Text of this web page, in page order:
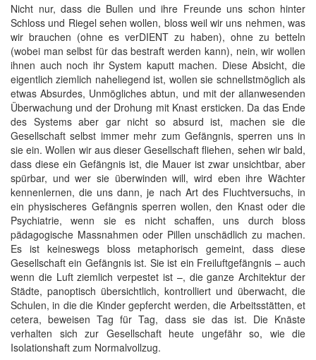
Nicht nur, dass die Bullen und ihre Freunde uns schon hinter
Schloss und Riegel sehen wollen, bloss weil wir uns nehmen, was
wir brauchen (ohne es verDIENT zu haben), ohne zu betteln
(wobei man selbst für das bestraft werden kann), nein, wir wollen
ihnen auch noch ihr System kaputt machen. Diese Absicht, die
eigentlich ziemlich naheliegend ist, wollen sie schnellstmöglich als
etwas Absurdes, Unmögliches abtun, und mit der allanwesenden
Überwachung und der Drohung mit Knast ersticken. Da das Ende
des Systems aber gar nicht so absurd ist, machen sie die
Gesellschaft selbst immer mehr zum Gefängnis, sperren uns in
sie ein. Wollen wir aus dieser Gesellschaft fliehen, sehen wir bald,
dass diese ein Gefängnis ist, die Mauer ist zwar unsichtbar, aber
spürbar, und wer sie überwinden will, wird eben ihre Wächter
kennenlernen, die uns dann, je nach Art des Fluchtversuchs, in
ein physischeres Gefängnis sperren wollen, den Knast oder die
Psychiatrie, wenn sie es nicht schaffen, uns durch bloss
pädagogische Massnahmen oder Pillen unschädlich zu machen.
Es ist keineswegs bloss metaphorisch gemeint, dass diese
Gesellschaft ein Gefängnis ist. Sie ist ein Freiluftgefängnis – auch
wenn die Luft ziemlich verpestet ist –, die ganze Architektur der
Städte, panoptisch übersichtlich, kontrolliert und überwacht, die
Schulen, in die die Kinder gepfercht werden, die Arbeitsstätten, et
cetera, beweisen Tag für Tag, dass sie das ist. Die Knäste
verhalten sich zur Gesellschaft heute ungefähr so, wie die
Isolationshaft zum Normalvollzug.